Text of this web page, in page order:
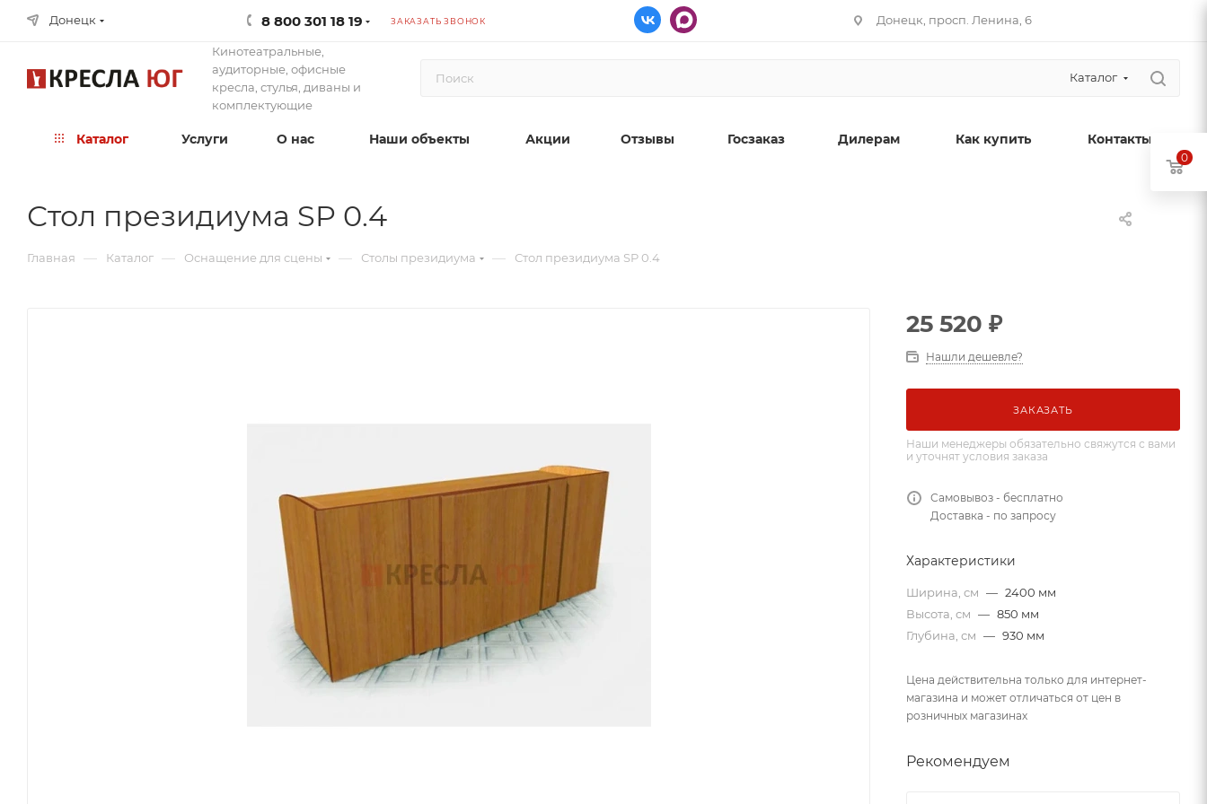
Донецк 8 800 301 18 19 ЗАКАЗАТЬ ЗВОНОК Донецк, просп. Ленина, 6
Кинотеатральные,
аудиторные, офисные
кресла, стулья, диваны и
комплектующие
Каталог
Каталог Услуги О нас Наши объекты Акции Отзывы Госзаказ Дилерам Как купить Контакты
Стол президиума SP 0.4
Главная — Каталог — Оснащение для сцены — Столы президиума — Стол президиума SP 0.4
25 520 ₽
Нашли дешевле?
ЗАКАЗАТЬ
Наши менеджеры обязательно свяжутся с вами
и уточнят условия заказа
Самовывоз - бесплатно
Доставка - по запросу
Характеристики
Ширина, см — 2400 мм
Высота, см — 850 мм
Глубина, см — 930 мм
Цена действительна только для интернет-
магазина и может отличаться от цен в
розничных магазинах
Рекомендуем
0